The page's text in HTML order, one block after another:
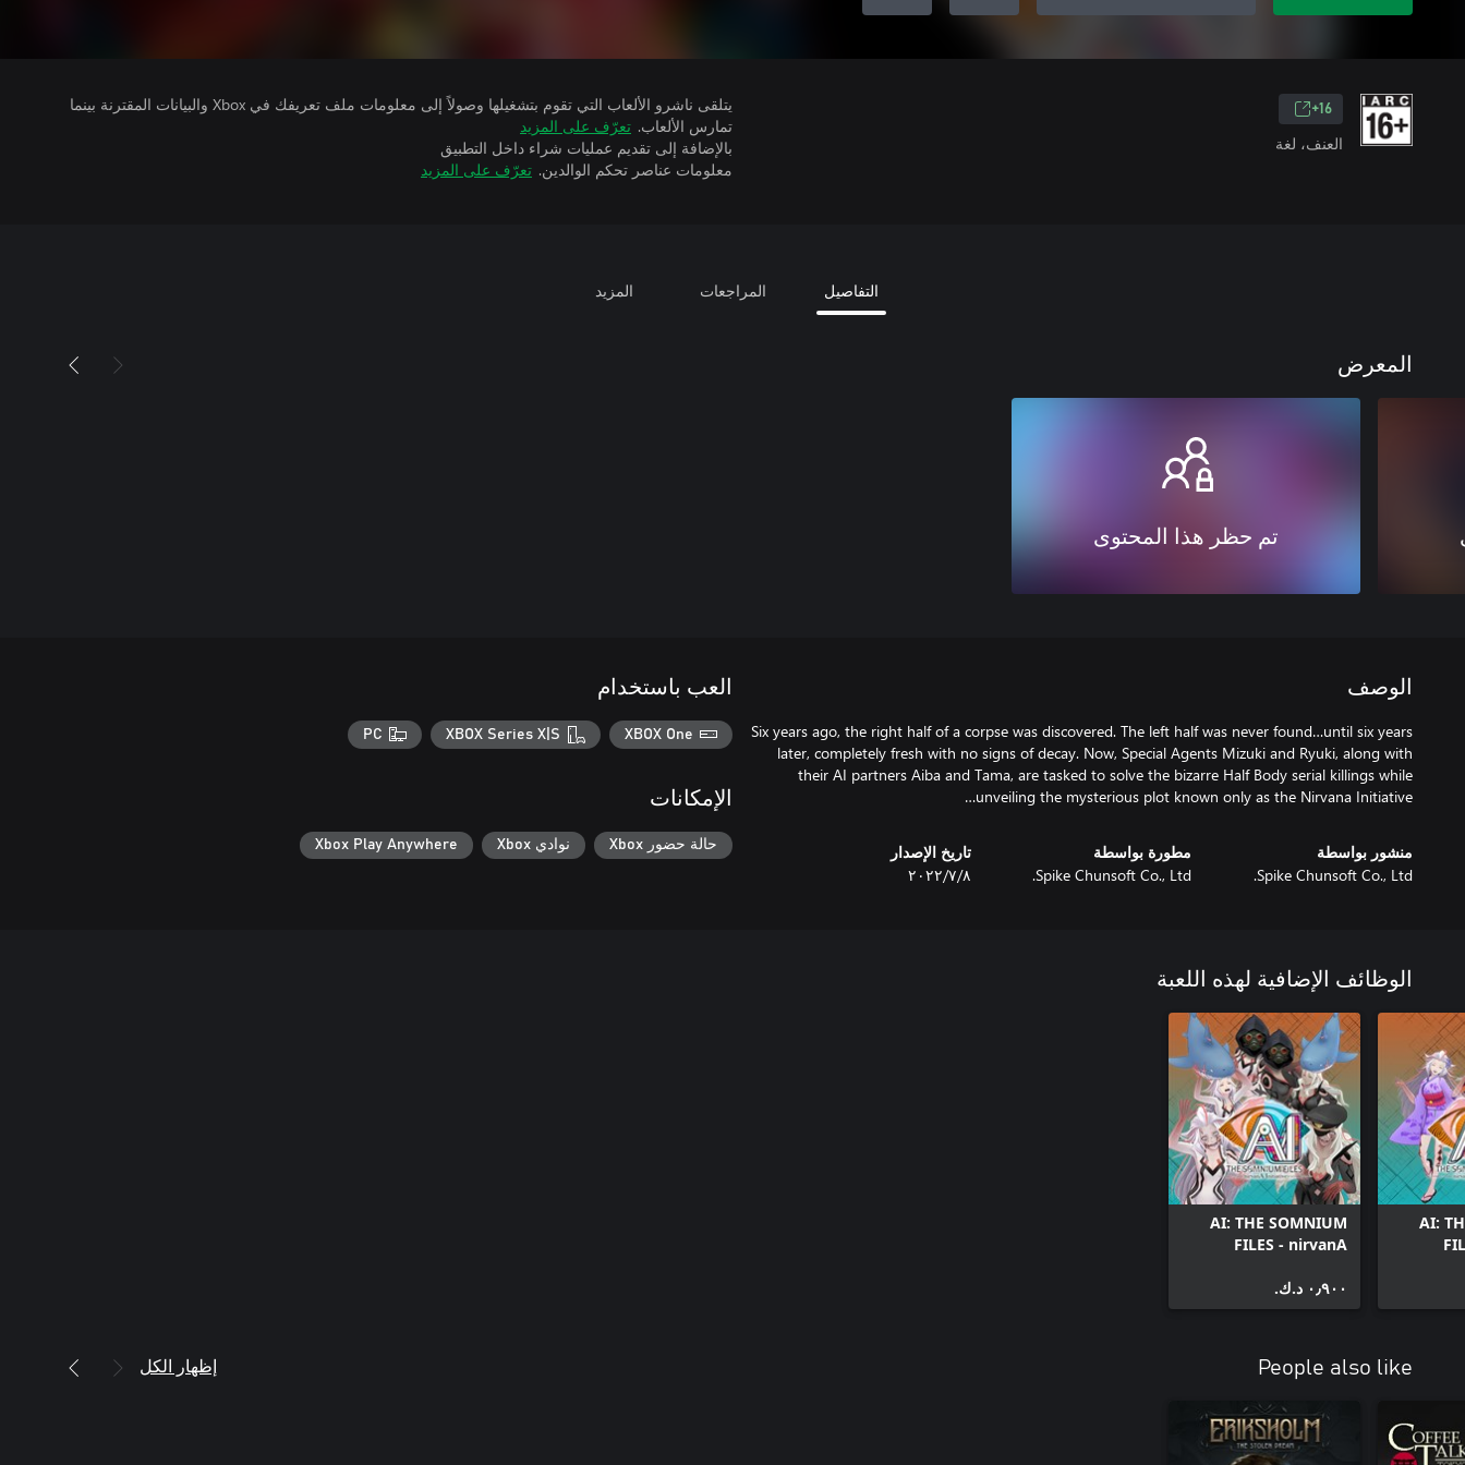
16+
العنف، لغة
يتلقى ناشرو الألعاب التي تقوم بتشغيلها وصولاً إلى معلومات ملف تعريفك في Xbox والبيانات المقترنة بينما
تمارس الألعاب. تعرّف على المزيد
بالإضافة إلى تقديم عمليات شراء داخل التطبيق
معلومات عناصر تحكم الوالدين. تعرّف على المزيد
التفاصيل المراجعات المزيد
المعرض
تم حظر هذا المحتوى
الوصف
Six years ago, the right half of a corpse was discovered. The left half was never found…until six years
later, completely fresh with no signs of decay. Now, Special Agents Mizuki and Ryuki, along with
their AI partners Aiba and Tama, are tasked to solve the bizarre Half Body serial killings while
unveiling the mysterious plot known only as the Nirvana Initiative…
منشور بواسطة
Spike Chunsoft Co., Ltd.
مطورة بواسطة
Spike Chunsoft Co., Ltd.
تاريخ الإصدار
٨‏/٧‏/٢٠٢٢
العب باستخدام
XBOX One
XBOX Series X|S
PC
الإمكانات
حالة حضور Xbox نوادي Xbox Xbox Play Anywhere
الوظائف الإضافية لهذه اللعبة
AI:
AI: THE SOMNIUM
FILES - nirvanA
Movie Horror Set
٠٫٩٠٠ د.ك.‏
People also like إظهار الكل